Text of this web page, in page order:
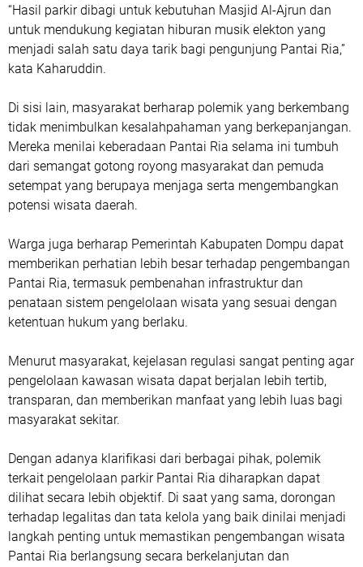
“Hasil parkir dibagi untuk kebutuhan Masjid Al-Ajrun dan
untuk mendukung kegiatan hiburan musik elekton yang
menjadi salah satu daya tarik bagi pengunjung Pantai Ria,”
kata Kaharuddin.
Di sisi lain, masyarakat berharap polemik yang berkembang
tidak menimbulkan kesalahpahaman yang berkepanjangan.
Mereka menilai keberadaan Pantai Ria selama ini tumbuh
dari semangat gotong royong masyarakat dan pemuda
setempat yang berupaya menjaga serta mengembangkan
potensi wisata daerah.
Warga juga berharap Pemerintah Kabupaten Dompu dapat
memberikan perhatian lebih besar terhadap pengembangan
Pantai Ria, termasuk pembenahan infrastruktur dan
penataan sistem pengelolaan wisata yang sesuai dengan
ketentuan hukum yang berlaku.
Menurut masyarakat, kejelasan regulasi sangat penting agar
pengelolaan kawasan wisata dapat berjalan lebih tertib,
transparan, dan memberikan manfaat yang lebih luas bagi
masyarakat sekitar.
Dengan adanya klarifikasi dari berbagai pihak, polemik
terkait pengelolaan parkir Pantai Ria diharapkan dapat
dilihat secara lebih objektif. Di saat yang sama, dorongan
terhadap legalitas dan tata kelola yang baik dinilai menjadi
langkah penting untuk memastikan pengembangan wisata
Pantai Ria berlangsung secara berkelanjutan dan